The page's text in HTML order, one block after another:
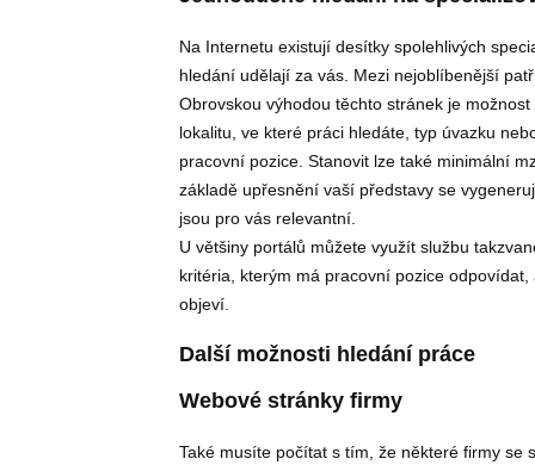
Na Internetu existují desítky spolehlivých
hledání udělají za vás. Mezi nejoblíbenější
Obrovskou výhodou těchto stránek je
lokalitu, ve které práci hledáte, typ úvazku
pracovní pozice. Stanovit lze také minimální
základě upřesnění vaší představy se
jsou pro vás relevantní.
U většiny portálů můžete využít službu
kritéria, kterým má pracovní pozice
objeví.
Další možnosti hledání práce
Webové stránky firmy
Také musíte počítat s tím, že některé firmy se